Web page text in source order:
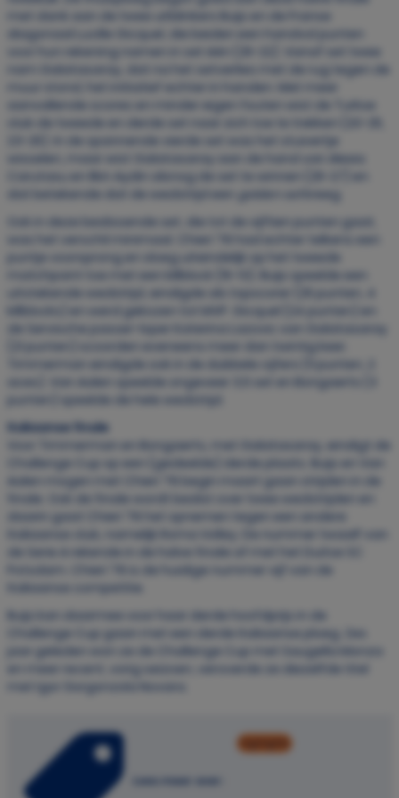
met dank aan de twee uitblinkers Buijs en de Franse
diagonaal Lucille Gicquel, die beiden een handvol punten
voor hun rekening namen in set één (25-22). Vanaf set twee
nam Galatasaray, dat na het setverlies met de rug tegen de
muur stond, het initiatief echter in handen. Met meer
aanvallende scores en minder eigen fouten wist de Turkse
club de tweede en derde set naar zich toe te trekken (20-25,
23-25). In de spannende vierde set was het stuivertje
wisselen, maar wist Galatasaray aan de hand van Alexia
Carutasu en Ilkin Aydin alsnog de set te winnen (25-27) en
dat betekende dat de wedstrijd een
golden set
kreeg.
Ook in deze beslissende set, die tot de vijftien punten gaat,
was het verschil minimaal. Chieri ‘76 had echter telkens een
puntje voorsprong en sloeg uiteindelijk op het tweede
matchpoint toe met een killblock (15-13). Buijs speelde een
uitstekende wedstrijd, eindigde als topscorer (25 punten, 4
killblocks) en werd gekozen tot MVP. Gicquel (24 punten) en
de Servische passer-loper Katerina Lazovic van Galatasaray
(21 punten) scoorden eveneens meer dan twintig keer.
Timmerman eindigde ook in de dubbele cijfers (11 punten, 2
aces). Van Aalen speelde ongeveer 3,5 set en Bongaerts (3
punten) speelde de hele wedstrijd.
Italiaanse finale
Voor Timmerman en Bongaerts, met Galatasaray, eindigt de
Challenge Cup op een (gedeelde) derde plaats. Buijs en Van
Aalen mogen met Chieri ‘76 begin maart gaan strijden in de
finale. Ook de finale wordt beslist over twee wedstrijden en
daarin gaat Chieri ‘76 het opnemen tegen een andere
Italiaanse club, namelijk Roma Volley. De nummer twaalf van
de Serie A rekende in de halve finale af met het Duitse SC
Potsdam. Chieri ‘76 is de huidige nummer vijf van de
Italiaanse competitie.
Buijs kan daarmee voor haar derde hoofdprijs in de
Challenge Cup gaan met een derde Italiaanse ploeg. Zes
jaar geleden won ze de Challenge Cup met Saugella Monza
en meer recent, vorig seizoen, veroverde ze diezelfde titel
met Igor Gorgonzola Novara.
Lees meer over: